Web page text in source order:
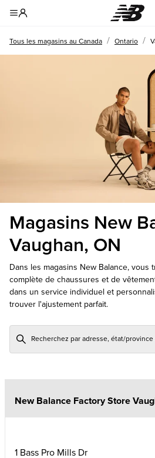
Tous les magasins au Canada / Ontario /
Magasins New
Vaughan, ON
Dans les magasins New Balance, vous
complète de chaussures et de
dans un service individuel et
trouver l'ajustement parfait.
New Balance Factory Store
1 Bass Pro Mills Dr